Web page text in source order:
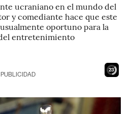
ucraniano en el mundo del
y comediante hace que este
oportuno para la
entretenimiento
22
PUBLICIDAD